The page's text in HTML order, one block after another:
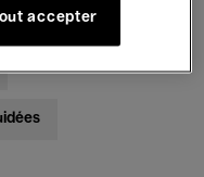
accepter